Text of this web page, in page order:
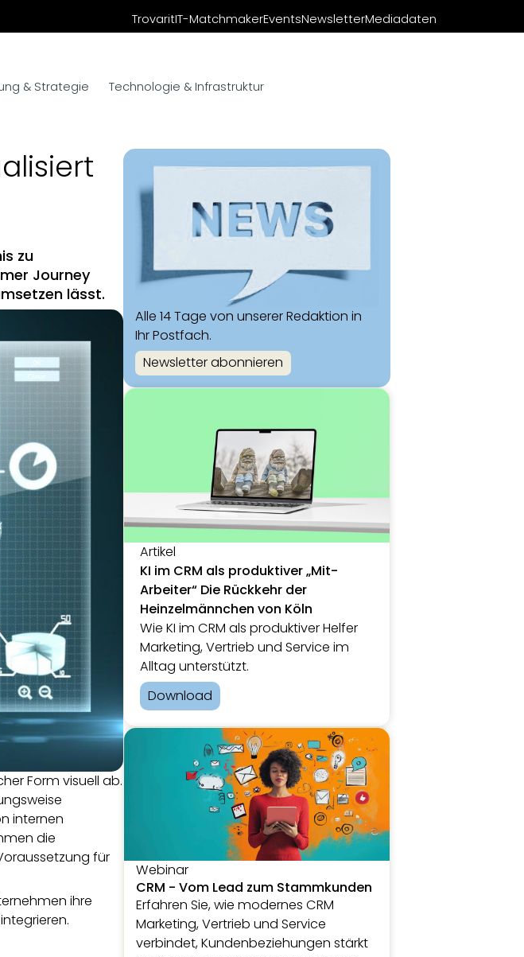
TrovaritIT-MatchmakerEventsNewsletterMediadaten
& Strategie Technologie & Infrastruktur
zu
Journey
lässt.
Form visuell ab.
internen
die
für
ihre
Alle 14 Tage von unserer Redaktion in
Ihr Postfach.
Newsletter abonnieren
Artikel
KI im CRM als produktiver „Mit-
Arbeiter“ Die Rückkehr der
Heinzelmännchen von Köln
Wie KI im CRM als produktiver Helfer
Marketing, Vertrieb und Service im
Alltag unterstützt.
Download
Webinar
CRM - Vom Lead zum Stammkunden
Erfahren Sie, wie modernes CRM
Marketing, Vertrieb und Service
verbindet, Kundenbeziehungen stärkt